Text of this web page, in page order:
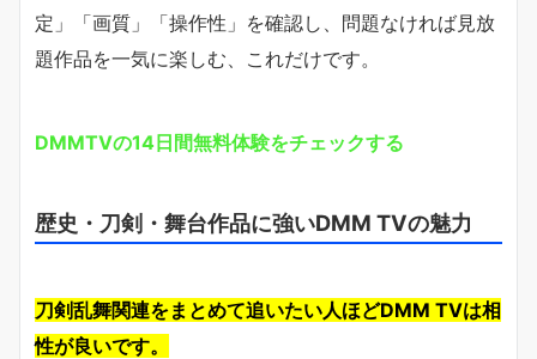
定」「画質」「操作性」を確認し、問題なければ見放
題作品を一気に楽しむ、これだけです。
DMMTVの14日間無料体験をチェックする
歴史・刀剣・舞台作品に強いDMM TVの魅力
刀剣乱舞関連をまとめて追いたい人ほどDMM TVは相
性が良いです。